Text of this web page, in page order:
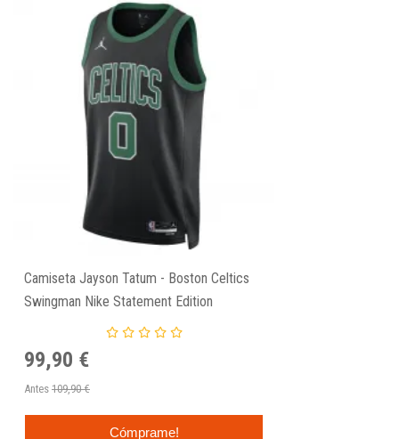
Camiseta Jayson Tatum - Boston Celtics
Swingman Nike Statement Edition
99,90 €
Antes 109,90 €
Cómprame!